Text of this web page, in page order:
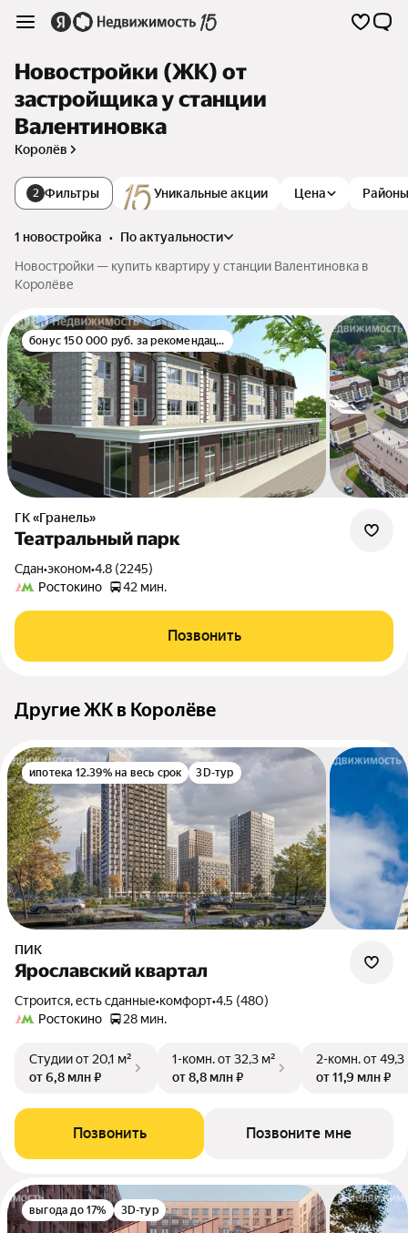
Новостройки (ЖК) от
застройщика у станции
Валентиновка
Королёв
2 Фильтры Уникальные акции Цена Районы
1 новостройка •
по актуальности
Новостройки — купить квартиру у станции Валентиновка в
Королёве
бонус 150 000 руб. за рекомендацию
ГК «Гранель»
Театральный парк
Сдан•эконом•4.8 (2245)
Ростокино
42 мин.
Позвонить
Другие ЖК в Королёве
ипотека 12.39% на весь срок 3D-тур
ПИК
Ярославский квартал
Строится, есть сданные•комфорт•4.5 (480)
Ростокино
28 мин.
Студииот 20,1 м²
от 6,8 млн ₽
1-комн.от 32,3 м²
от 8,8 млн ₽
2-комн.от 49,3
от 11,9 млн ₽
Позвонить Позвоните мне
выгода до 17% 3D-тур